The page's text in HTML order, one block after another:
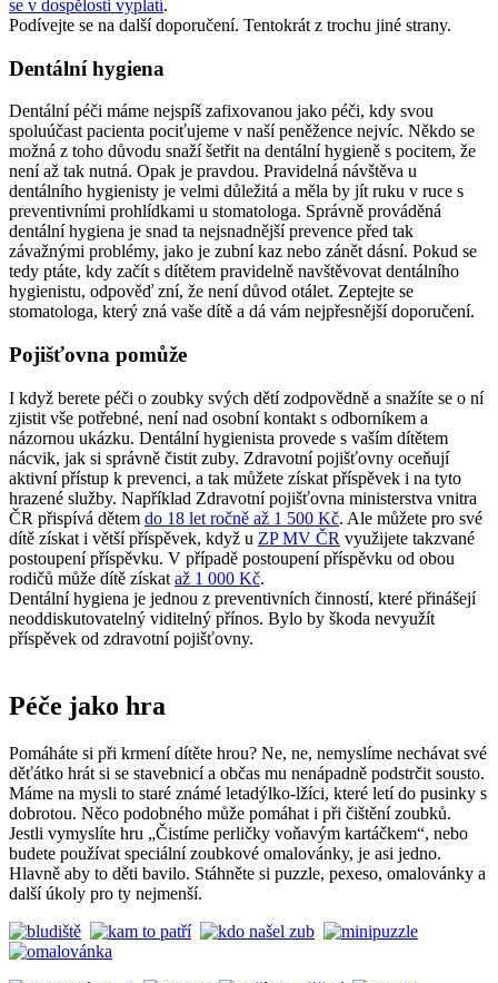
se v dospělosti vyplatí.
Podívejte se na další doporučení. Tentokrát z trochu jiné strany.
Dentální hygiena
Dentální péči máme nejspíš zafixovanou jako péči, kdy svou
spoluúčast pacienta pociťujeme v naší peněžence nejvíc. Někdo se
možná z toho důvodu snaží šetřit na dentální hygieně s pocitem, že
není až tak nutná. Opak je pravdou. Pravidelná návštěva u
dentálního hygienisty je velmi důležitá a měla by jít ruku v ruce s
preventivními prohlídkami u stomatologa. Správně prováděná
dentální hygiena je snad ta nejsnadnější prevence před tak
závažnými problémy, jako je zubní kaz nebo zánět dásní. Pokud se
tedy ptáte, kdy začít s dítětem pravidelně navštěvovat dentálního
hygienistu, odpověď zní, že není důvod otálet. Zeptejte se
stomatologa, který zná vaše dítě a dá vám nejpřesnější doporučení.
Pojišťovna pomůže
I když berete péči o zoubky svých dětí zodpovědně a snažíte se o ní
zjistit vše potřebné, není nad osobní kontakt s odborníkem a
názornou ukázku. Dentální hygienista provede s vaším dítětem
nácvik, jak si správně čistit zuby. Zdravotní pojišťovny oceňují
aktivní přístup k prevenci, a tak můžete získat příspěvek i na tyto
hrazené služby. Například Zdravotní pojišťovna ministerstva vnitra
ČR přispívá dětem do 18 let ročně až 1 500 Kč. Ale můžete pro své
dítě získat i větší příspěvek, když u ZP MV ČR využijete takzvané
postoupení příspěvku. V případě postoupení příspěvku od obou
rodičů může dítě získat až 1 000 Kč.
Dentální hygiena je jednou z preventivních činností, které přinášejí
neoddiskutovatelný viditelný přínos. Bylo by škoda nevyužít
příspěvek od zdravotní pojišťovny.
Péče jako hra
Pomáháte si při krmení dítěte hrou? Ne, ne, nemyslíme nechávat své
děťátko hrát si se stavebnicí a občas mu nenápadně podstrčit sousto.
Máme na mysli to staré známé letadýlko-lžíci, které letí do pusinky s
dobrotou. Něco podobného může pomáhat i při čištění zoubků.
Jestli vymyslíte hru „Čistíme perličky voňavým kartáčkem“, nebo
budete používat speciální zoubkové omalovánky, je asi jedno.
Hlavně aby to děti bavilo. Stáhněte si puzzle, pexeso, omalovánky a
další úkoly pro ty nejmenší.